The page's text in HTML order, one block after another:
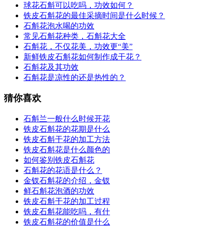
球花石斛可以吃吗，功效如何？
铁皮石斛花的最佳采摘时间是什么时候？
石斛花泡水喝的功效
常见石斛花种类，石斛花大全
石斛花，不仅花美，功效更“美”
新鲜铁皮石斛花如何制作成干花？
石斛花及其功效
石斛花是凉性的还是热性的？
猜你喜欢
石斛兰一般什么时候开花
铁皮石斛花的花期是什么
铁皮石斛干花的加工方法
铁皮石斛花是什么颜色的
如何鉴别铁皮石斛花
石斛花的花语是什么？
金钗石斛花的介绍，金钗
鲜石斛花泡酒的功效
铁皮石斛干花的加工过程
铁皮石斛花能吃吗，有什
铁皮石斛花的价值是什么